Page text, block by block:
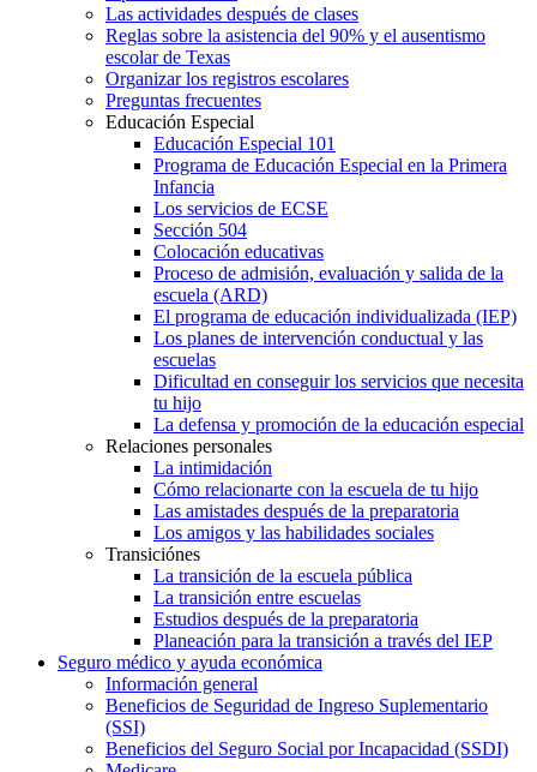
Las actividades después de clases
Reglas sobre la asistencia del 90% y el ausentismo
escolar de Texas
Organizar los registros escolares
Preguntas frecuentes
Educación Especial
Educación Especial 101
Programa de Educación Especial en la Primera
Infancia
Los servicios de ECSE
Sección 504
Colocación educativas
Proceso de admisión, evaluación y salida de la
escuela (ARD)
El programa de educación individualizada (IEP)
Los planes de intervención conductual y las
escuelas
Dificultad en conseguir los servicios que necesita
tu hijo
La defensa y promoción de la educación especial
Relaciones personales
La intimidación
Cómo relacionarte con la escuela de tu hijo
Las amistades después de la preparatoria
Los amigos y las habilidades sociales
Transiciónes
La transición de la escuela pública
La transición entre escuelas
Estudios después de la preparatoria
Planeación para la transición a través del IEP
Seguro médico y ayuda económica
Información general
Beneficios de Seguridad de Ingreso Suplementario
(SSI)
Beneficios del Seguro Social por Incapacidad (SSDI)